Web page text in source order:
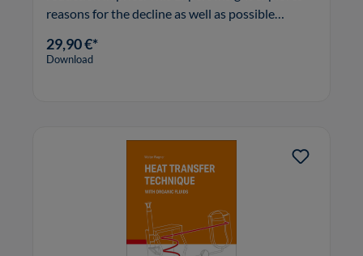
reasons for the decline as well as possible
29,90 €*
Download